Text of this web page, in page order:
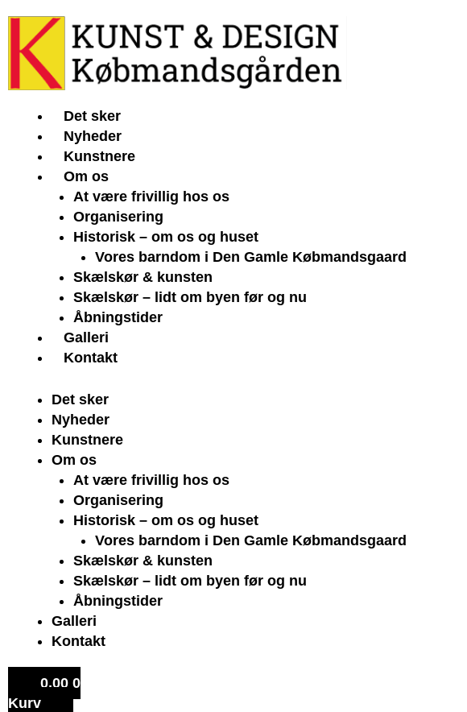
indholdet
Det sker
Nyheder
Kunstnere
Om os
At være frivillig hos os
Organisering
Historisk – om os og huset
Vores barndom i Den Gamle Købmandsgaard
Skælskør & kunsten
Skælskør – lidt om byen før og nu
Åbningstider
Galleri
Kontakt
Det sker
Nyheder
Kunstnere
Om os
At være frivillig hos os
Organisering
Historisk – om os og huset
Vores barndom i Den Gamle Købmandsgaard
Skælskør & kunsten
Skælskør – lidt om byen før og nu
Åbningstider
Galleri
Kontakt
0,00 0
Kurv